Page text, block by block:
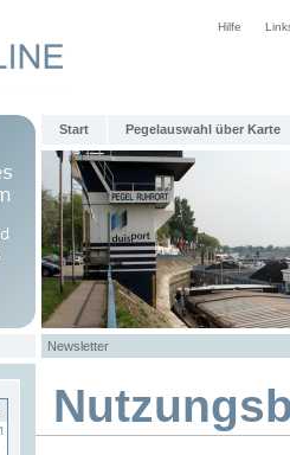
Hilfe
Start Pegelauswahl über Karte
Newsletter